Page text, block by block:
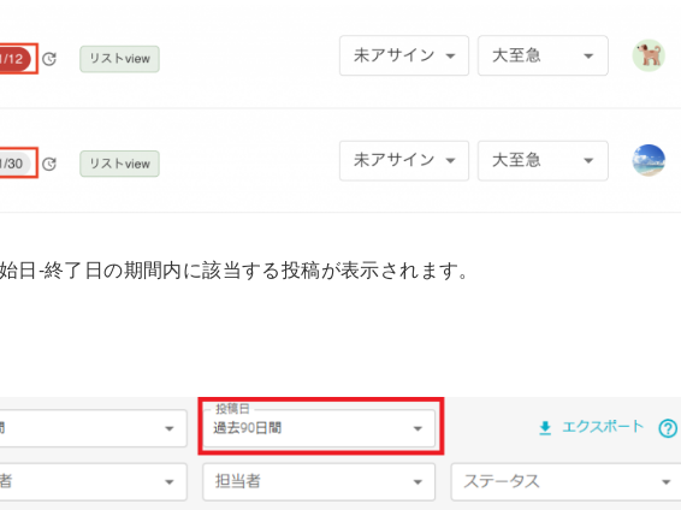
日-終了日の期間内に該当する投稿が表示されます。